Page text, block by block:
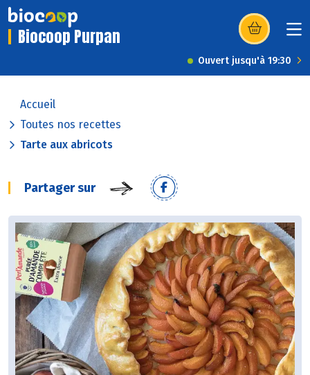
Biocoop Purpan (s’ouvre dans
Ouvert jusqu'à 19:30
Accueil
Toutes nos recettes
Tarte aux abricots
Partager sur